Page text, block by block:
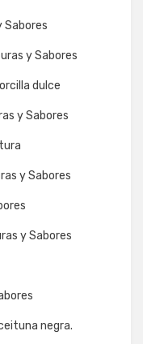
Sabores
y Sabores
dulce
y Sabores
y Sabores
y Sabores
negra.